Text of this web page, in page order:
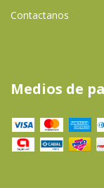
Contactanos
Medios de